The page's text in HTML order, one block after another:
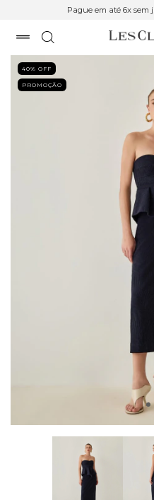
Pague em até 6x sem
40% OFF
PROMOÇÃO